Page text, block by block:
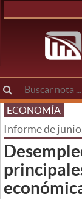
ECONOMÍA
Informe de